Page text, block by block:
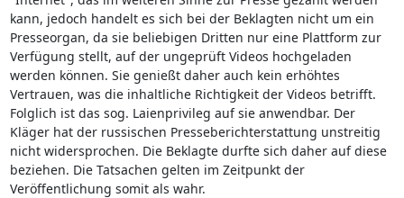
kann, jedoch handelt es sich bei der Beklagten nicht um ein
Presseorgan, da sie beliebigen Dritten nur eine Plattform zur
Verfügung stellt, auf der ungeprüft Videos hochgeladen
werden können. Sie genießt daher auch kein erhöhtes
Vertrauen, was die inhaltliche Richtigkeit der Videos betrifft.
Folglich ist das sog. Laienprivileg auf sie anwendbar. Der
Kläger hat der russischen Presseberichterstattung unstreitig
nicht widersprochen. Die Beklagte durfte sich daher auf diese
beziehen. Die Tatsachen gelten im Zeitpunkt der
Veröffentlichung somit als wahr.